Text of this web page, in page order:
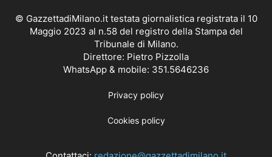
© GazzettadiMilano.it testata giornalistica registrata il 10
Maggio 2023 al n.58 del registro della Stampa del
Tribunale di Milano.
Direttore: Pietro Pizzolla
WhatsApp & mobile: 351.5646236
Privacy policy
Cookies policy